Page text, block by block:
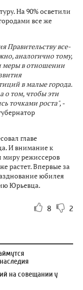
На 90% осветили
все же
Правительству все-
аналогично тому,
меры в отношении
в малые города.
о том, чтобы эти
точками роста", -
главе
И внимание к
миру режиссеров
растет. Впервые за
юбилея
Юрьевца.
8 2
на совещании у